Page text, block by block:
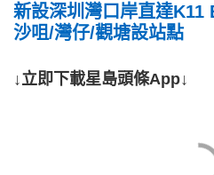
新設深圳灣口岸直達K11
沙咀/灣仔/觀塘設站點
↓立即下載星島頭條App↓